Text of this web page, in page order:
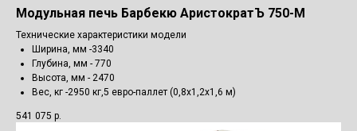
Модульная печь Барбекю АристократЪ 750-М
Технические характеристики модели
Ширина, мм -3340
Глубина, мм - 770
Высота, мм - 2470
Вес, кг -2950 кг,5 евро-паллет (0,8х1,2х1,6 м)
541 075 р.